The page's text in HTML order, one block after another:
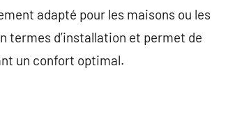
adapté pour les maisons ou les
termes d’installation et permet de
un confort optimal.